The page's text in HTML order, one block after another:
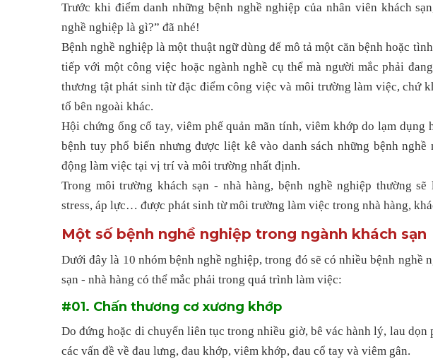
Trước khi điểm danh những bệnh nghề nghiệp của nhân viên khách
nghề nghiệp là gì?” đã nhé!
Bệnh nghề nghiệp là một thuật ngữ dùng để mô tả một căn bệnh hoặc
tiếp với một công việc hoặc ngành nghề cụ thể mà người mắc phải
thương tật phát sinh từ đặc điểm công việc và môi trường làm việc, chứ
tố bên ngoài khác.
Hội chứng ống cổ tay, viêm phế quản mãn tính, viêm khớp do lạm
bệnh tuy phổ biến nhưng được liệt kê vào danh sách những bệnh nghề
động làm việc tại vị trí và môi trường nhất định.
Trong môi trường khách sạn - nhà hàng, bệnh nghề nghiệp thường
stress, áp lực… được phát sinh từ môi trường làm việc trong nhà hàng,
Một số bệnh nghề nghiệp trong ngành khách sạn
Dưới đây là 10 nhóm bệnh nghề nghiệp, trong đó sẽ có nhiều bệnh nghề
sạn - nhà hàng có thể mắc phải trong quá trình làm việc:
#01. Chấn thương cơ xương khớp
Do đứng hoặc di chuyển liên tục trong nhiều giờ, bê vác hành lý, lau dọn
các vấn đề về đau lưng, đau khớp, viêm khớp, đau cổ tay và viêm gân.